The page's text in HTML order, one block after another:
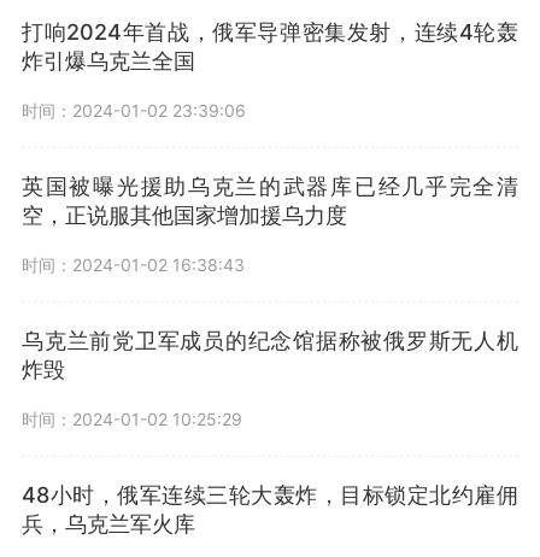
打响2024年首战，俄军导弹密集发射，连续4轮轰
炸引爆乌克兰全国
时间：2024-01-02 23:39:06
英国被曝光援助乌克兰的武器库已经几乎完全清
空，正说服其他国家增加援乌力度
时间：2024-01-02 16:38:43
乌克兰前党卫军成员的纪念馆据称被俄罗斯无人机
炸毁
时间：2024-01-02 10:25:29
48小时，俄军连续三轮大轰炸，目标锁定北约雇佣
兵，乌克兰军火库